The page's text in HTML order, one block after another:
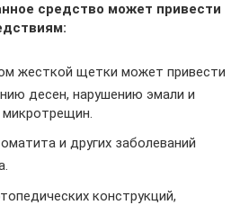
средство может привести
жесткой щетки может привести
десен, нарушению эмали и
и других заболеваний
конструкций,